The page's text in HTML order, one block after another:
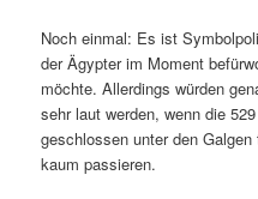
Noch einmal: Es ist
der Ägypter im Moment
möchte. Allerdings würden
sehr laut werden, wenn die
geschlossen unter den
kaum passieren.